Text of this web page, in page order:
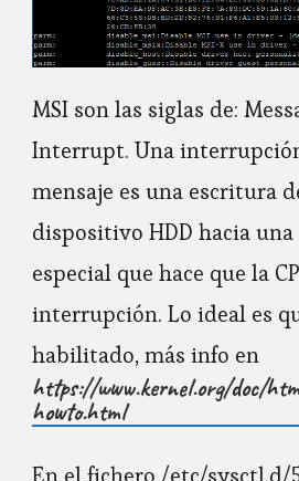
MSI son las siglas de:
Interrupt. Una
mensaje es una escritura
dispositivo HDD hacia
especial que hace que la
interrupción. Lo ideal es
habilitado, más info en
https://www.kernel.org/doc/
howto.html